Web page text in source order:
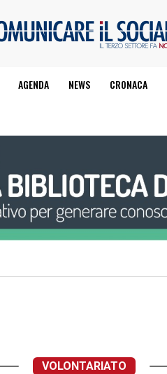
AGENDA NEWS CRONACA
VOLONTARIATO